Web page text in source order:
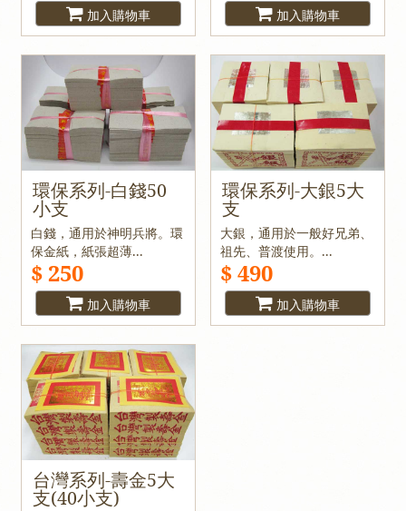
加入購物車 加入購物車
環保系列-白錢50
小支
白錢，通用於神明兵將。環
保金紙，紙張超薄...
$ 250
加入購物車
環保系列-大銀5大
支
大銀，通用於一般好兄弟、
祖先、普渡使用。...
$ 490
加入購物車
台灣系列-壽金5大
支(40小支)